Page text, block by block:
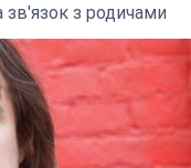
з родичами